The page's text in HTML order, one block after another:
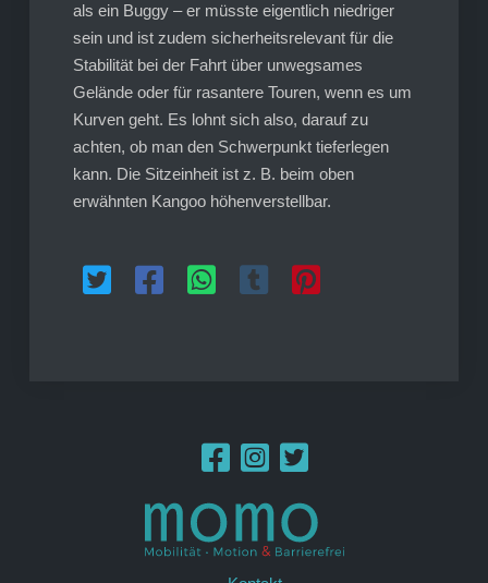
als ein Buggy – er müsste eigentlich niedriger
sein und ist zudem sicherheitsrelevant für die
Stabilität bei der Fahrt über unwegsames
Gelände oder für rasantere Touren, wenn es um
Kurven geht. Es lohnt sich also, darauf zu
achten, ob man den Schwerpunkt tieferlegen
kann. Die Sitzeinheit ist z. B. beim oben
erwähnten Kangoo höhenverstellbar.